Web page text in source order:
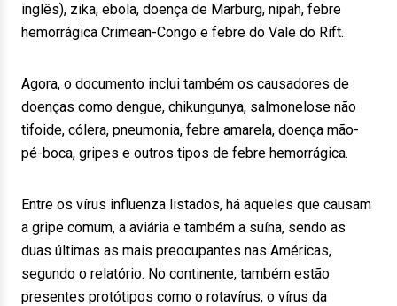
inglês), zika, ebola, doença de Marburg, nipah, febre
hemorrágica Crimean-Congo e febre do Vale do Rift.
Agora, o documento inclui também os causadores de
doenças como dengue, chikungunya, salmonelose não
tifoide, cólera, pneumonia, febre amarela, doença mão-
pé-boca, gripes e outros tipos de febre hemorrágica.
Entre os vírus influenza listados, há aqueles que causam
a gripe comum, a aviária e também a suína, sendo as
duas últimas as mais preocupantes nas Américas,
segundo o relatório. No continente, também estão
presentes protótipos como o rotavírus, o vírus da